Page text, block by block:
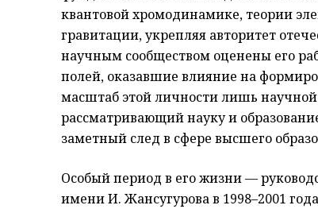
квантовой хромодинамике, теории
гравитации, укрепляя авторитет
научным сообществом оценены его
полей, оказавшие влияние на
масштаб этой личности лишь
рассматривающий науку и
заметный след в сфере высшего
Особый период в его жизни —
имени И. Жансугурова в 1998–2001